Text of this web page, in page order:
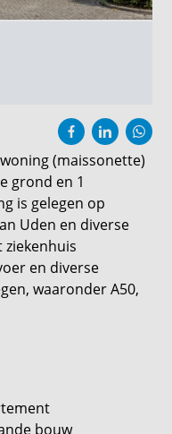
(maissonette)
grond en 1
is gelegen op
Uden en diverse
ziekenhuis
en diverse
waaronder A50,
heeft een
zich op de begane
bouw